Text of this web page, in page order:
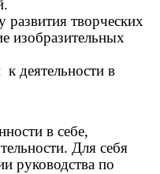
творческих
изобразительных
деятельности в
в себе,
Для себя
руководства по